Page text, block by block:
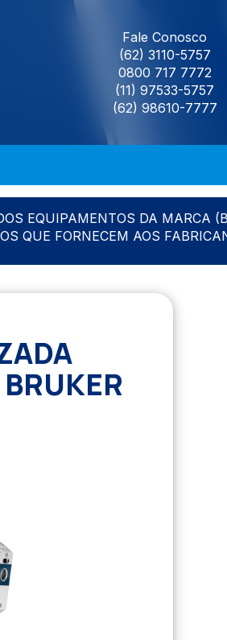
Fale Conosco
(62) 3110-5757
0800 717 7772
(11) 97533-5757
(62) 98610-7777
EQUIPAMENTOS DA MARCA
QUE FORNECEM AOS